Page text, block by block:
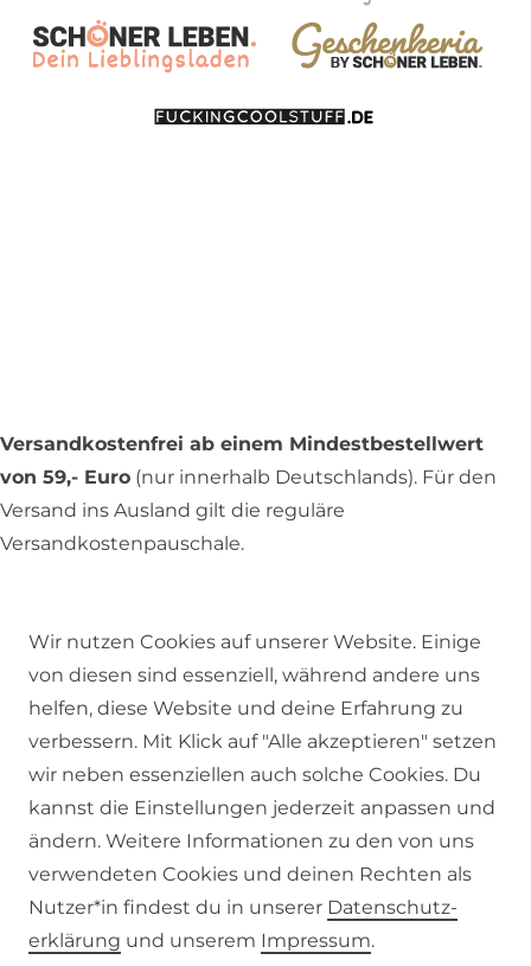
Versandkostenfrei ab einem Mindestbestellwert
von 59,- Euro (nur innerhalb Deutschlands). Für den
Versand ins Ausland gilt die reguläre
Versandkostenpauschale.
Alle Preise inkl. MwSt., zzgl.Versandkosten.
© 2026 SCHÖNER LEBEN.
Wir nutzen Cookies auf unserer Website. Einige
von diesen sind essenziell, während andere uns
helfen, diese Website und deine Erfahrung zu
verbessern. Mit Klick auf "Alle akzeptieren" setzen
wir neben essenziellen auch solche Cookies. Du
kannst die Einstellungen jederzeit anpassen und
ändern. Weitere Informationen zu den von uns
verwendeten Cookies und deinen Rechten als
Nutzer*in findest du in unserer Daten­schutz­
erklärung und unserem Impressum.